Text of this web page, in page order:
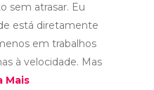
sem atrasar. Eu
está diretamente
em trabalhos
à velocidade. Mas
Mais